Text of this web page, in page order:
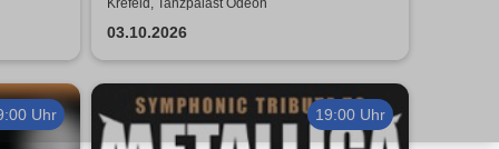
Krefeld, Tanzpalast Odeon
03.10.2026
Uhr 19:00 Uhr